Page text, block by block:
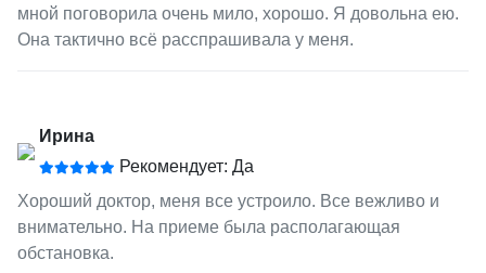
мной поговорила очень мило, хорошо. Я довольна ею.
Она тактично всё расспрашивала у меня.
Ирина
Рекомендует: Да
Хороший доктор, меня все устроило. Все вежливо и
внимательно. На приеме была располагающая
обстановка.